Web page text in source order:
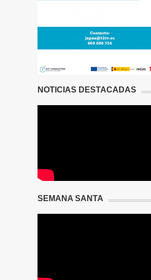
NOTICIAS DESTACADAS
SEMANA SANTA